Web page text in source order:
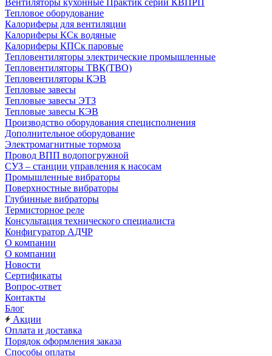
Вентиляторы кухонные Практик серии КВПРП
Тепловое оборудование
Калориферы для вентиляции
Калориферы КСк водяные
Калориферы КПСк паровые
Тепловентиляторы электрические промышленные
Тепловентиляторы ТВК(ТВО)
Тепловентиляторы КЭВ
Тепловые завесы
Тепловые завесы ЭТЗ
Тепловые завесы КЭВ
Производство оборудования специсполнения
Дополнительное оборудование
Электромагнитные тормоза
Провод ВПП водопогружной
СУЗ – станции управления к насосам
Промышленные вибраторы
Поверхностные вибраторы
Глубинные вибраторы
Термисторное реле
Консультация технического специалиста
Конфигуратор АДЧР
О компании
О компании
Новости
Сертификаты
Вопрос-ответ
Контакты
Блог
Акции
Оплата и доставка
Порядок оформления заказа
Способы оплаты